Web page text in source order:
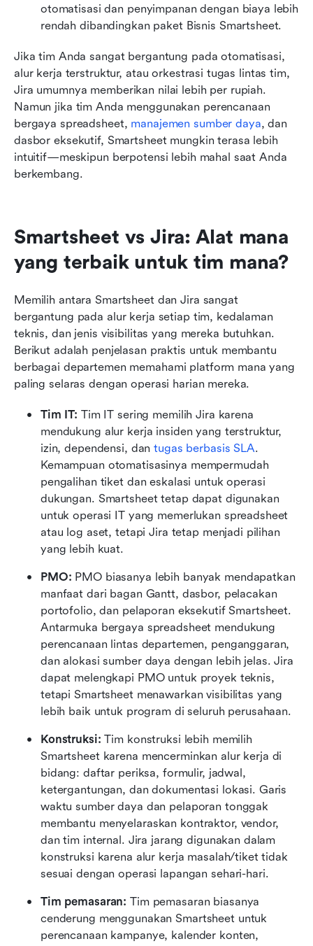
otomatisasi dan penyimpanan dengan biaya lebih
rendah dibandingkan paket Bisnis Smartsheet.
Jika tim Anda sangat bergantung pada otomatisasi,
alur kerja terstruktur, atau orkestrasi tugas lintas tim,
Jira umumnya memberikan nilai lebih per rupiah.
Namun jika tim Anda menggunakan perencanaan
bergaya spreadsheet, manajemen sumber daya, dan
dasbor eksekutif, Smartsheet mungkin terasa lebih
intuitif—meskipun berpotensi lebih mahal saat Anda
berkembang.
Smartsheet vs Jira: Alat mana
yang terbaik untuk tim mana?
Memilih antara Smartsheet dan Jira sangat
bergantung pada alur kerja setiap tim, kedalaman
teknis, dan jenis visibilitas yang mereka butuhkan.
Berikut adalah penjelasan praktis untuk membantu
berbagai departemen memahami platform mana yang
paling selaras dengan operasi harian mereka.
Tim IT: Tim IT sering memilih Jira karena
mendukung alur kerja insiden yang terstruktur,
izin, dependensi, dan tugas berbasis SLA.
Kemampuan otomatisasinya mempermudah
pengalihan tiket dan eskalasi untuk operasi
dukungan. Smartsheet tetap dapat digunakan
untuk operasi IT yang memerlukan spreadsheet
atau log aset, tetapi Jira tetap menjadi pilihan
yang lebih kuat.
PMO: PMO biasanya lebih banyak mendapatkan
manfaat dari bagan Gantt, dasbor, pelacakan
portofolio, dan pelaporan eksekutif Smartsheet.
Antarmuka bergaya spreadsheet mendukung
perencanaan lintas departemen, penganggaran,
dan alokasi sumber daya dengan lebih jelas. Jira
dapat melengkapi PMO untuk proyek teknis,
tetapi Smartsheet menawarkan visibilitas yang
lebih baik untuk program di seluruh perusahaan.
Konstruksi: Tim konstruksi lebih memilih
Smartsheet karena mencerminkan alur kerja di
bidang: daftar periksa, formulir, jadwal,
ketergantungan, dan dokumentasi lokasi. Garis
waktu sumber daya dan pelaporan tonggak
membantu menyelaraskan kontraktor, vendor,
dan tim internal. Jira jarang digunakan dalam
konstruksi karena alur kerja masalah/tiket tidak
sesuai dengan operasi lapangan sehari-hari.
Tim pemasaran: Tim pemasaran biasanya
cenderung menggunakan Smartsheet untuk
perencanaan kampanye, kalender konten,